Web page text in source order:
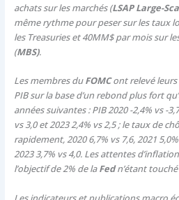
achats sur les marchés (LSAP Large-
même rythme pour peser sur les taux
les Treasuries et 40MM$ par mois sur
(MBS).
Les membres duFOMCont relevé
PIB sur la base d’un rebond plus fort
années suivantes : PIB 2020 -2,4% vs -
vs 3,0 et 2023 2,4% vs 2,5 ; le taux de
rapidement, 2020 6,7% vs 7,6, 2021
2023 3,7% vs 4,0. Les attentes
l’objectif de 2% de laFedn’étant touché